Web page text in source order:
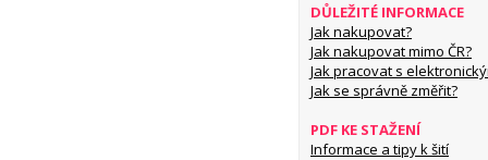
DŮLEŽITÉ INFORMACE
Jak nakupovat?
Jak nakupovat mimo ČR?
Jak pracovat s
Jak se správně změřit?
PDF KE STAŽENÍ
Informace a tipy k šití